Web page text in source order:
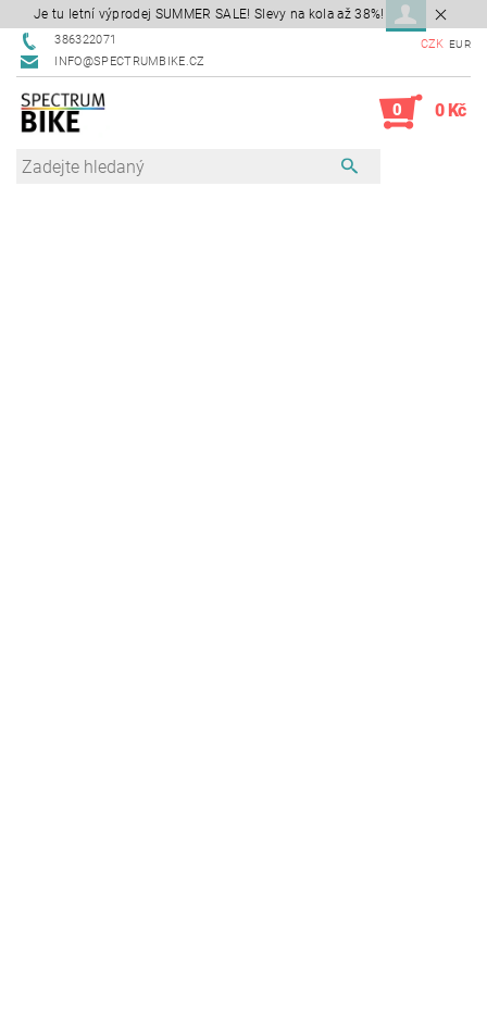
Je tu letní výprodej SUMMER SALE! Slevy na kola až 38%!
386322071
INFO@SPECTRUMBIKE.CZ
CZK EUR
0 0 Kč